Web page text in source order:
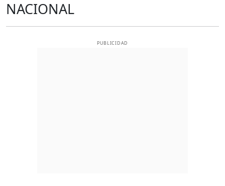
NACIONAL
PUBLICIDAD